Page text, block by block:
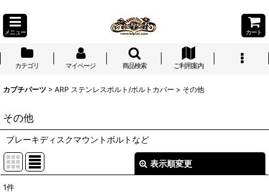
メニュー カート
カテゴリ マイページ 商品検索 ご利用案内
カプチパーツ > ARP ステンレスボルト/ボルトカバー > その他
その他
ブレーキディスクマウントボルトなど
表示順変更
1件